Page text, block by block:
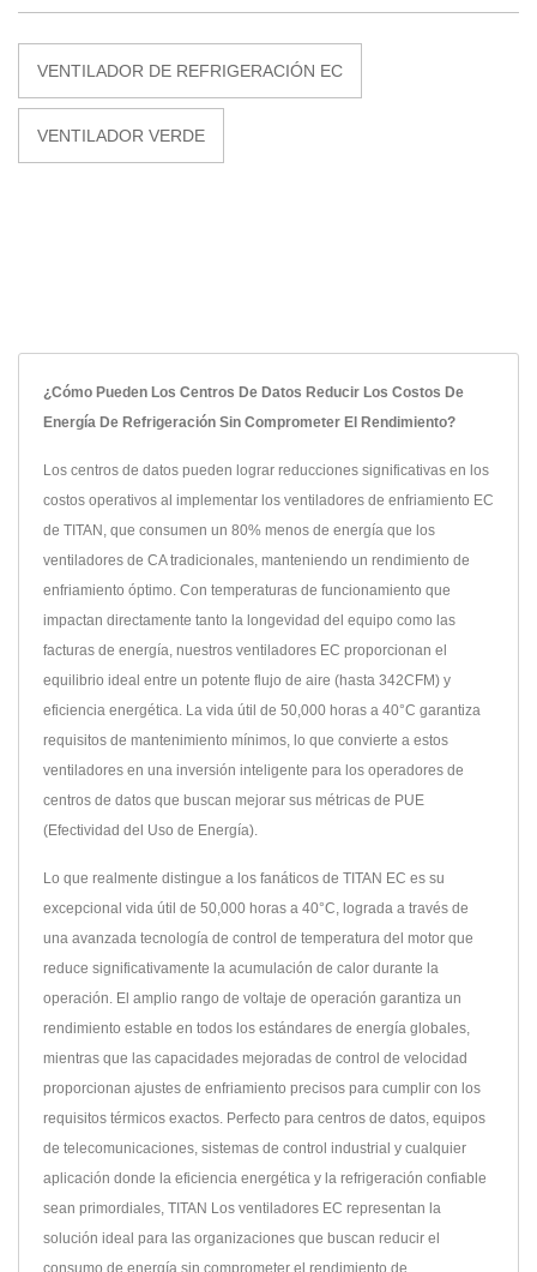
VENTILADOR DE REFRIGERACIÓN EC
VENTILADOR VERDE
¿Cómo Pueden Los Centros De Datos Reducir Los Costos De
Energía De Refrigeración Sin Comprometer El Rendimiento?
Los centros de datos pueden lograr reducciones significativas en los
costos operativos al implementar los ventiladores de enfriamiento EC
de TITAN, que consumen un 80% menos de energía que los
ventiladores de CA tradicionales, manteniendo un rendimiento de
enfriamiento óptimo. Con temperaturas de funcionamiento que
impactan directamente tanto la longevidad del equipo como las
facturas de energía, nuestros ventiladores EC proporcionan el
equilibrio ideal entre un potente flujo de aire (hasta 342CFM) y
eficiencia energética. La vida útil de 50,000 horas a 40°C garantiza
requisitos de mantenimiento mínimos, lo que convierte a estos
ventiladores en una inversión inteligente para los operadores de
centros de datos que buscan mejorar sus métricas de PUE
(Efectividad del Uso de Energía).
Lo que realmente distingue a los fanáticos de TITAN EC es su
excepcional vida útil de 50,000 horas a 40°C, lograda a través de
una avanzada tecnología de control de temperatura del motor que
reduce significativamente la acumulación de calor durante la
operación. El amplio rango de voltaje de operación garantiza un
rendimiento estable en todos los estándares de energía globales,
mientras que las capacidades mejoradas de control de velocidad
proporcionan ajustes de enfriamiento precisos para cumplir con los
requisitos térmicos exactos. Perfecto para centros de datos, equipos
de telecomunicaciones, sistemas de control industrial y cualquier
aplicación donde la eficiencia energética y la refrigeración confiable
sean primordiales, TITAN Los ventiladores EC representan la
solución ideal para las organizaciones que buscan reducir el
consumo de energía sin comprometer el rendimiento de